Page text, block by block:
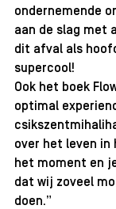
ondernemende
aan de slag met
dit afval als
supercool!
Ook het boek
optimal
over het leven in
het moment en
dat wij zoveel
doen.”